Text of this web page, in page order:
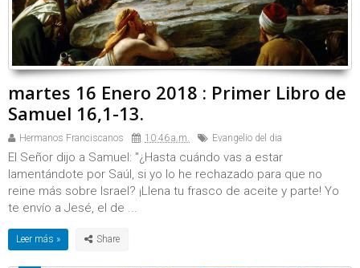
martes 16 Enero 2018 : Primer Libro de
Samuel 16,1-13.
Hermanos Franciscanos 10:46 a.m. Evangelio del dia
El Señor dijo a Samuel: "¿Hasta cuándo vas a estar
lamentándote por Saúl, si yo lo he rechazado para que no
reine más sobre Israel? ¡Llena tu frasco de aceite y parte! Yo
te envío a Jesé, el de ...
Leer más »